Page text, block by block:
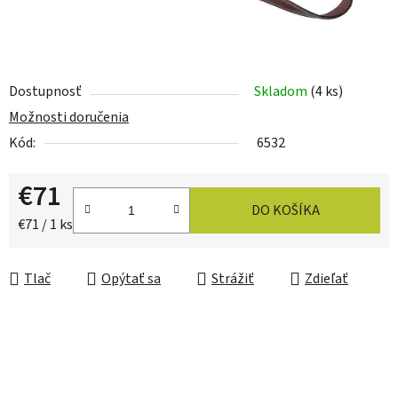
Dostupnosť Skladom (4 ks)
Možnosti doručenia
Kód:
6532
€71
Jednotková cena:
€71 / 1 ks
DO KOŠÍKA
Tlač Opýtať sa Strážiť Zdieľať